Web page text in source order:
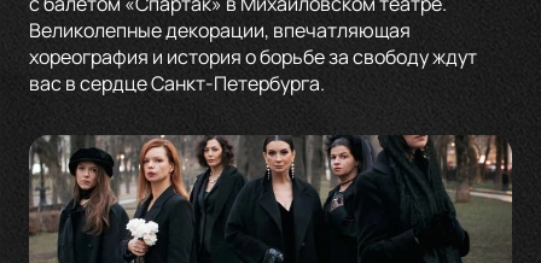
Великолепные декорации, впечатляющая
хореография и история о борьбе за свободу ждут
вас в сердце Санкт-Петербурга.